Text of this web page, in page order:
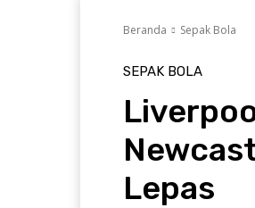
Beranda Sepak Bola
SEPAK BOLA
Lepas